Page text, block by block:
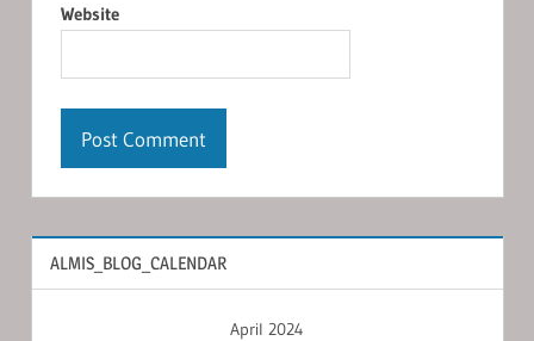
Website
ALMIS_BLOG_CALENDAR
April 2024